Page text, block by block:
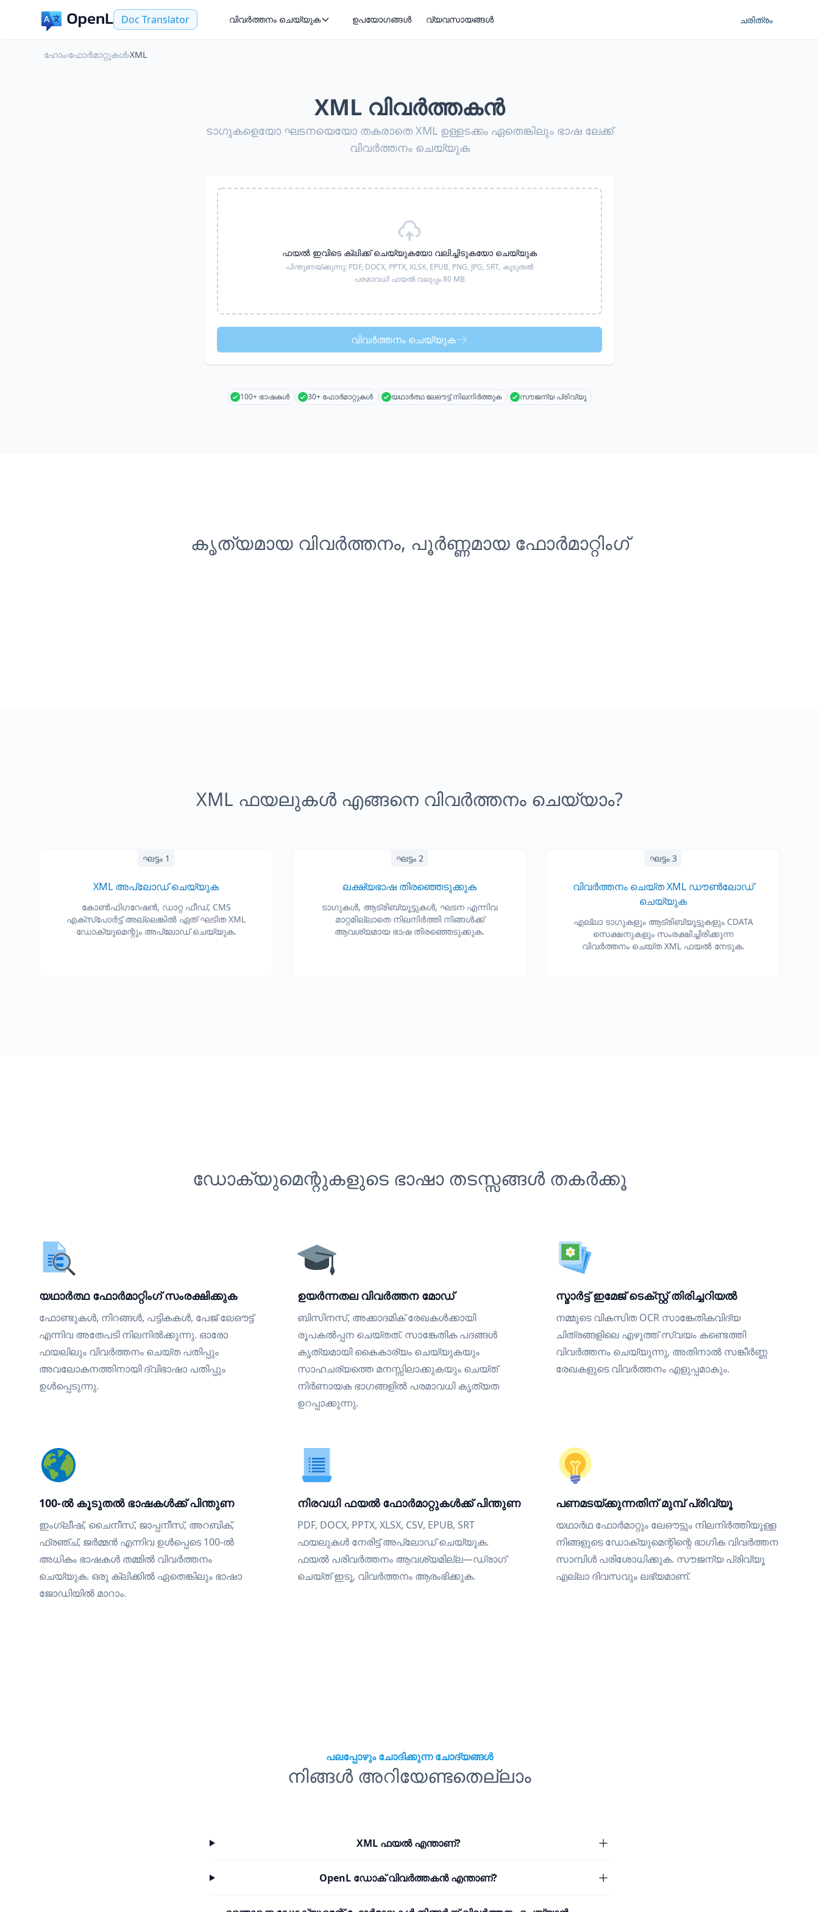
Doc Translator വിവർത്തനം ചെയ്യുക ഉപയോഗങ്ങൾ വ്യവസായങ്ങൾ ചരിത്രം
ഹോം›ഫോർമാറ്റുകൾ›XML
XML വിവർത്തകൻ
ടാഗുകളെയോ ഘടനയെയോ തകരാതെ XML ഉള്ളടക്കം ഏതെങ്കിലും ഭാഷ ലേക്ക്
വിവർത്തനം ചെയ്യുക
ഫയൽ ഇവിടെ ക്ലിക്ക് ചെയ്യുകയോ വലിച്ചിടുകയോ ചെയ്യുക
പിന്തുണയ്ക്കുന്നു: PDF, DOCX, PPTX, XLSX, EPUB, PNG, JPG, SRT, കൂടുതൽ
പരമാവധി ഫയൽ വലുപ്പം 80 MB
വിവർത്തനം ചെയ്യുക
100+ ഭാഷകൾ 30+ ഫോർമാറ്റുകൾ യഥാർത്ഥ ലേഔട്ട് നിലനിർത്തുക സൗജന്യ പ്രിവ്യൂ
കൃത്യമായ വിവർത്തനം, പൂർണ്ണമായ ഫോർമാറ്റിംഗ്
XML ഫയലുകൾ എങ്ങനെ വിവർത്തനം ചെയ്യാം?
ഘട്ടം 1
XML അപ്‌ലോഡ് ചെയ്യുക
കോൺഫിഗറേഷൻ, ഡാറ്റ ഫീഡ്, CMS
എക്സ്പോർട്ട് അല്ലെങ്കിൽ ഏത് ഘടിത XML
ഡോക്യുമെന്റും അപ്‌ലോഡ് ചെയ്യുക.
ഘട്ടം 2
ലക്ഷ്യഭാഷ തിരഞ്ഞെടുക്കുക
ടാഗുകൾ, ആട്രിബ്യൂട്ടുകൾ, ഘടന എന്നിവ
മാറ്റമില്ലാതെ നിലനിർത്തി നിങ്ങൾക്ക്
ആവശ്യമായ ഭാഷ തിരഞ്ഞെടുക്കുക.
ഘട്ടം 3
വിവർത്തനം ചെയ്ത XML ഡൗൺലോഡ്
ചെയ്യുക
എല്ലാ ടാഗുകളും ആട്രിബ്യൂട്ടുകളും CDATA
സെക്ഷനുകളും സംരക്ഷിച്ചിരിക്കുന്ന
വിവർത്തനം ചെയ്ത XML ഫയൽ നേടുക.
ഡോക്യുമെന്റുകളുടെ ഭാഷാ തടസ്സങ്ങൾ തകർക്കൂ
യഥാർത്ഥ ഫോർമാറ്റിംഗ് സംരക്ഷിക്കുക
ഫോണ്ടുകൾ, നിറങ്ങൾ, പട്ടികകൾ, പേജ് ലേഔട്ട്
എന്നിവ അതേപടി നിലനിൽക്കുന്നു. ഓരോ
ഫയലിലും വിവർത്തനം ചെയ്ത പതിപ്പും
അവലോകനത്തിനായി ദ്വിഭാഷാ പതിപ്പും
ഉൾപ്പെടുന്നു.
ഉയർന്നതല വിവർത്തന മോഡ്
ബിസിനസ്, അക്കാദമിക് രേഖകൾക്കായി
രൂപകൽപ്പന ചെയ്തത്. സാങ്കേതിക പദങ്ങൾ
കൃത്യമായി കൈകാര്യം ചെയ്യുകയും
സാഹചര്യത്തെ മനസ്സിലാക്കുകയും ചെയ്ത്
നിർണായക ഭാഗങ്ങളിൽ പരമാവധി കൃത്യത
ഉറപ്പാക്കുന്നു.
സ്മാർട്ട് ഇമേജ് ടെക്സ്റ്റ് തിരിച്ചറിയൽ
നമ്മുടെ വികസിത OCR സാങ്കേതികവിദ്യ
ചിത്രങ്ങളിലെ എഴുത്ത് സ്വയം കണ്ടെത്തി
വിവർത്തനം ചെയ്യുന്നു, അതിനാൽ സങ്കീർണ്ണ
രേഖകളുടെ വിവർത്തനം എളുപ്പമാകും.
100-ൽ കൂടുതൽ ഭാഷകൾക്ക് പിന്തുണ
ഇംഗ്ലീഷ്, ചൈനീസ്, ജാപ്പനീസ്, അറബിക്,
ഫ്രഞ്ച്, ജർമ്മൻ എന്നിവ ഉൾപ്പെടെ 100-ൽ
അധികം ഭാഷകൾ തമ്മിൽ വിവർത്തനം
ചെയ്യുക. ഒരു ക്ലിക്കിൽ ഏതെങ്കിലും ഭാഷാ
ജോഡിയിൽ മാറാം.
നിരവധി ഫയൽ ഫോർമാറ്റുകൾക്ക് പിന്തുണ
PDF, DOCX, PPTX, XLSX, CSV, EPUB, SRT
ഫയലുകൾ നേരിട്ട് അപ്‌ലോഡ് ചെയ്യുക.
ഫയൽ പരിവർത്തനം ആവശ്യമില്ല—ഡ്രാഗ്
ചെയ്ത് ഇടൂ, വിവർത്തനം ആരംഭിക്കുക.
പണമടയ്ക്കുന്നതിന് മുമ്പ് പ്രിവ്യൂ
യഥാർഥ ഫോർമാറ്റും ലേഔട്ടും നിലനിർത്തിയുള്ള
നിങ്ങളുടെ ഡോക്യുമെന്റിന്റെ ഭാഗിക വിവർത്തന
സാമ്പിൾ പരിശോധിക്കുക. സൗജന്യ പ്രിവ്യൂ
എല്ലാ ദിവസവും ലഭ്യമാണ്.
പലപ്പോഴും ചോദിക്കുന്ന ചോദ്യങ്ങൾ
നിങ്ങൾ അറിയേണ്ടതെല്ലാം
XML ഫയൽ എന്താണ്?
OpenL ഡോക് വിവർത്തകൻ എന്താണ്?